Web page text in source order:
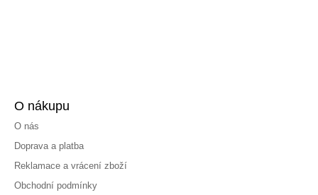
O nákupu
O nás
Doprava a platba
Reklamace a vrácení zboží
Obchodní podmínky